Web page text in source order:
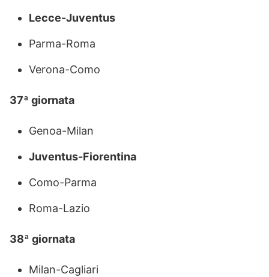
Lecce-Juventus
Parma-Roma
Verona-Como
37ª giornata
Genoa-Milan
Juventus-Fiorentina
Como-Parma
Roma-Lazio
38ª giornata
Milan-Cagliari